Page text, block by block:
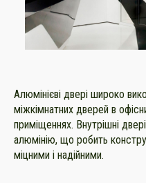
Алюмінієві двері широко
міжкімнатних дверей в
приміщеннях. Внутрішні
алюмінію, що робить
міцними і надійними.